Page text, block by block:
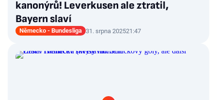
kanonýrů! Leverkusen ale ztratil,
Bayern slaví
Německo - Bundesliga 31. srpna 202521:47